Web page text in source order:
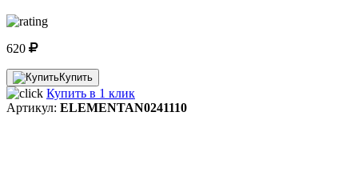
620
Купить
Купить в 1 клик
Артикул: ELEMENTAN0241110